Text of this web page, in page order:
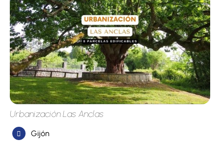
Urbanización Las Anclas
Gijón